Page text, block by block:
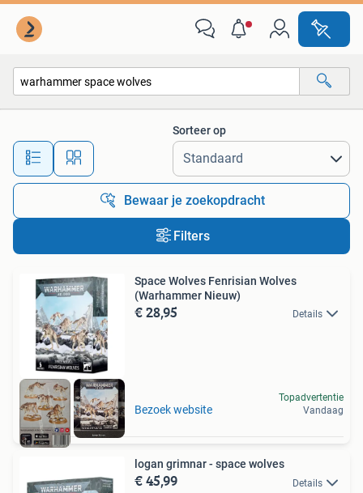
Alle afstanden…
Sorteer op
Bewaar je zoekopdracht
Filters
Space Wolves Fenrisian Wolves
(Warhammer Nieuw)
€ 28,95 Details
Bezoek website
Topadvertentie
Vandaag
logan grimnar - space wolves
€ 45,99 Details